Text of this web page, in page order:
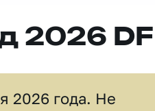
2026 DF
2026 года. Не